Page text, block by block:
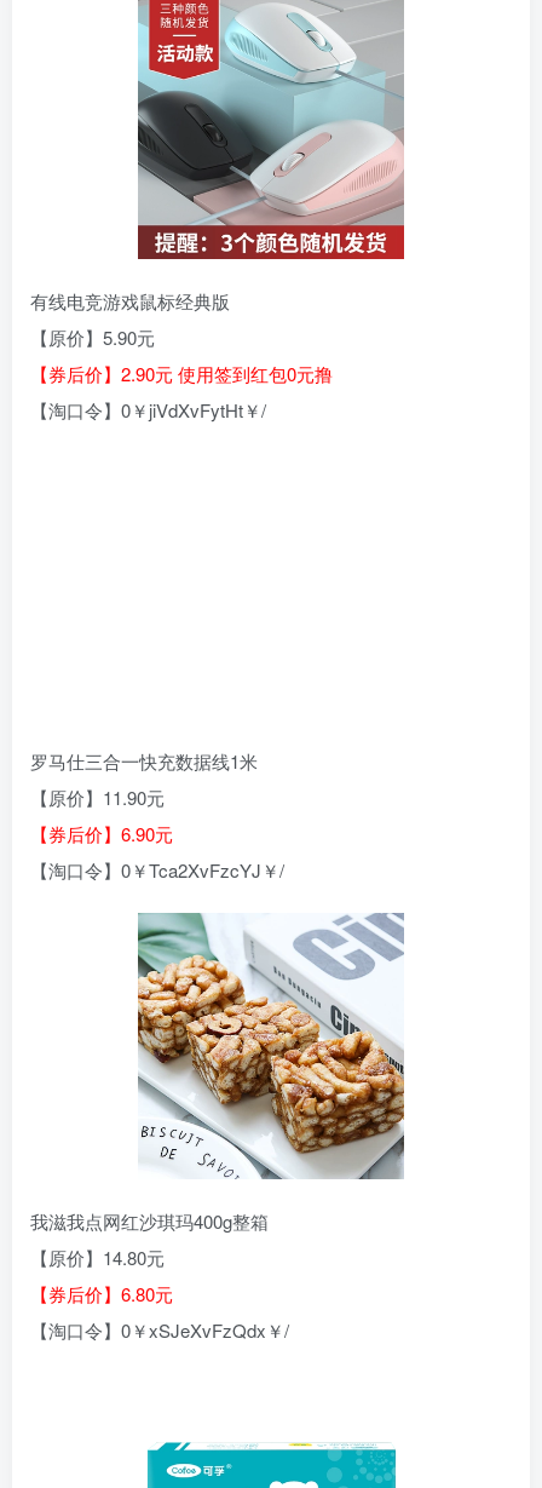
有线电竞游戏鼠标经典版
【原价】5.90元
【券后价】2.90元 使用签到红包0元撸
【淘口令】0￥jiVdXvFytHt￥/
罗马仕三合一快充数据线1米
【原价】11.90元
【券后价】6.90元
【淘口令】0￥Tca2XvFzcYJ￥/
我滋我点网红沙琪玛400g整箱
【原价】14.80元
【券后价】6.80元
【淘口令】0￥xSJeXvFzQdx￥/